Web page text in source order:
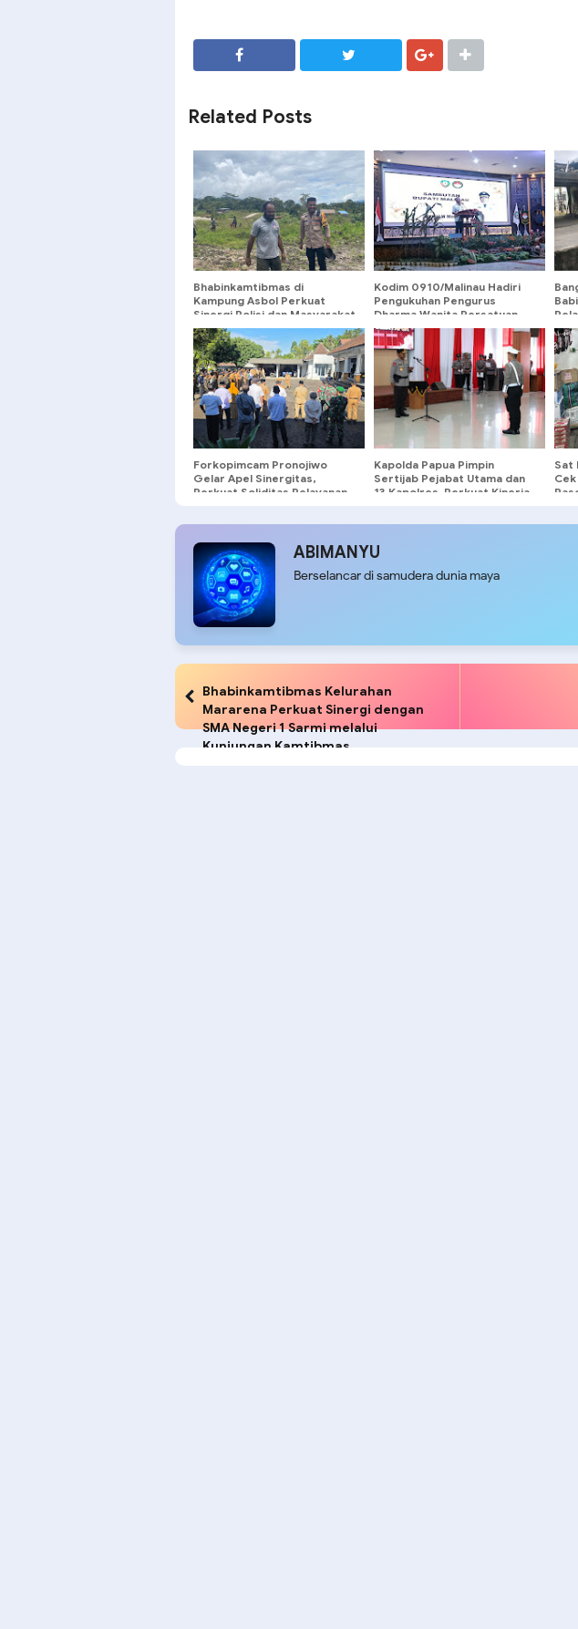
Related Posts
Bhabinkamtibmas di
Kampung Asbol Perkuat
Sinergi Polisi dan Masyarakat
Kodim 0910/Malinau Hadiri
Pengukuhan Pengurus
Dharma Wanita Persatuan
Kabupaten Malinau
MI
Forkopimcam Pronojiwo
Gelar Apel Sinergitas,
Perkuat Soliditas Pelayanan
Kapolda Papua Pimpin
Sertijab Pejabat Utama dan
13 Kapolres, Perkuat Kinerja
Sat
ABIMANYU
Berselancar di samudera dunia maya
Bhabinkamtibmas Kelurahan
Mararena Perkuat Sinergi dengan
SMA Negeri 1 Sarmi melalui
Kunjungan Kamtibmas